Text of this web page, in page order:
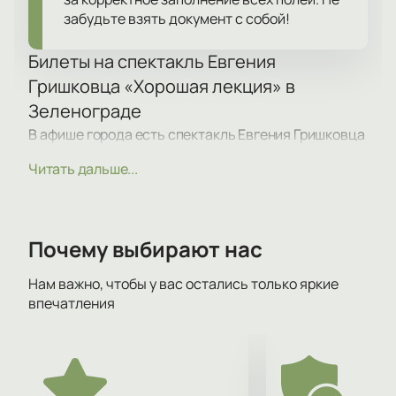
забудьте взять документ с собой!
Билеты на спектакль Евгения
Гришковца «Хорошая лекция» в
Зеленограде
В афише города есть спектакль Евгения Гришковца
Зеленоград по адресу: Зеленоград, пл.
категории.
Сюжет
В основе спектакля — ситуация, когда человек
поднимается вопрос, как сделать разговор
Читать дальше...
Почему выбирают нас
Нам важно, чтобы у вас остались только яркие
впечатления